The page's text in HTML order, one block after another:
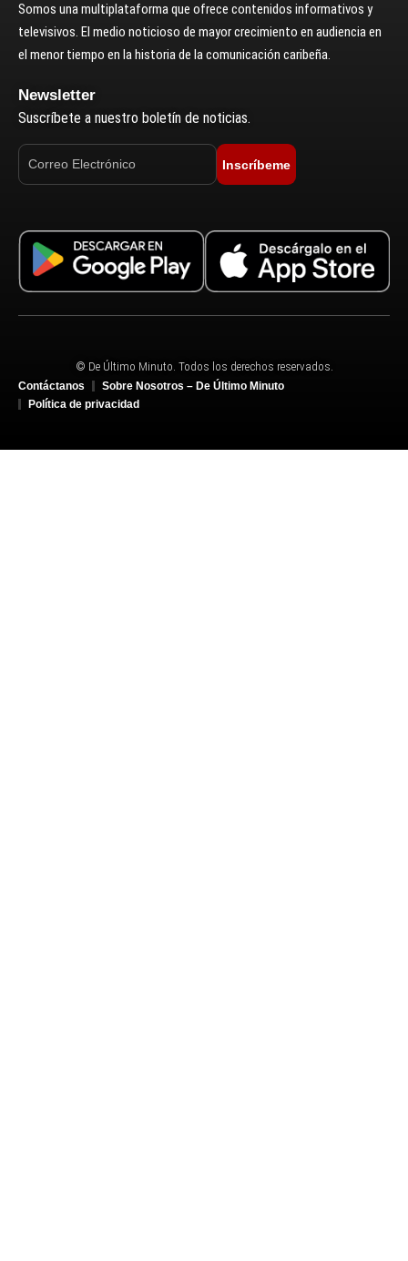
Somos una multiplataforma que ofrece contenidos informativos y
televisivos. El medio noticioso de mayor crecimiento en audiencia en
el menor tiempo en la historia de la comunicación caribeña.
Newsletter
Suscríbete a nuestro boletín de noticias.
Inscríbeme
© De Último Minuto. Todos los derechos reservados.
Contáctanos
Sobre Nosotros – De Último Minuto
Política de privacidad